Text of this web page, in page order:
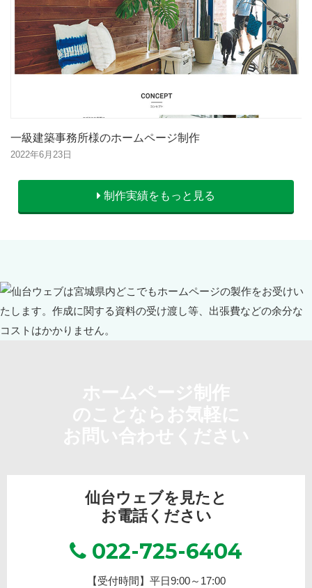
一級建築事務所様のホームページ制作
2022年6月23日
制作実績をもっと見る
仙台ウェブを見たと
お電話ください
022-725-6404
【受付時間】平日9:00～17:00